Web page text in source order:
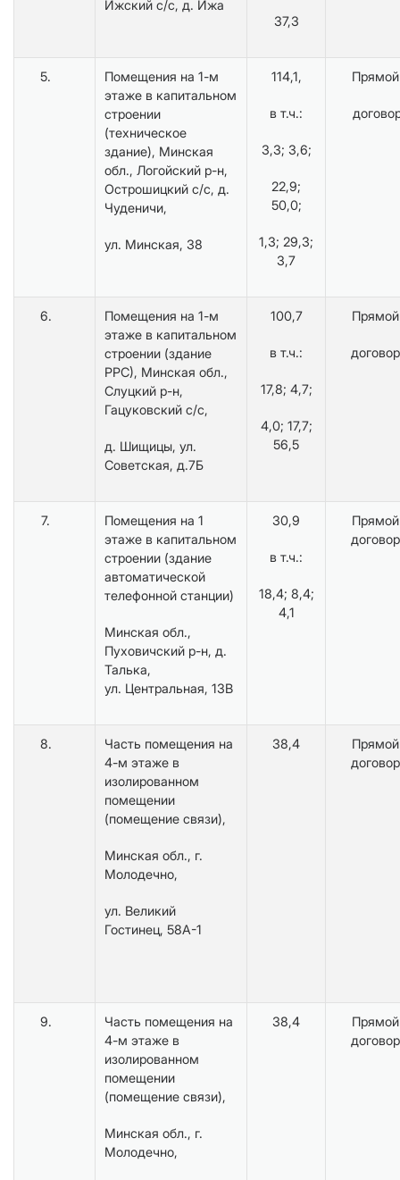
Ижский с/с, д. Ижа
37,3
5.
Помещения на 1-м
этаже в капитальном
строении
(техническое
здание), Минская
обл., Логойский р-н,
Острошицкий с/с, д.
Чуденичи,
ул. Минская, 38
114,1,
в т.ч.:
3,3; 3,6;
22,9;
50,0;
1,3; 29,3;
3,7
Прямой
6.
Помещения на 1-м
этаже в капитальном
строении (здание
РРС), Минская обл.,
Слуцкий р-н,
Гацуковский с/с,
д. Шищицы, ул.
Советская, д.7Б
100,7
в т.ч.:
17,8; 4,7;
4,0; 17,7;
56,5
Прямой
договор
7.
Помещения на 1
этаже в капитальном
строении (здание
автоматической
телефонной станции)
Минская обл.,
Пуховичский р-н, д.
Талька,
ул. Центральная, 13В
30,9
в т.ч.:
18,4; 8,4;
4,1
Прямой
договор
8.
Часть помещения на
4-м этаже в
изолированном
помещении
(помещение связи),
Минская обл., г.
Молодечно,
ул. Великий
Гостинец, 58А-1
38,4
Прямой
договор
9.
Часть помещения на
4-м этаже в
изолированном
помещении
(помещение связи),
Минская обл., г.
Молодечно,
38,4
Прямой
договор